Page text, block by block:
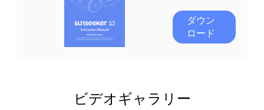
ダウン
ロード
ビデオギャラリー